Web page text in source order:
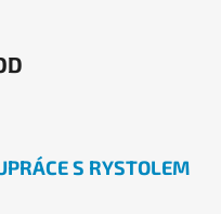
S RYSTOLEM